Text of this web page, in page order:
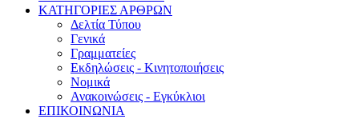
ΚΑΤΗΓΟΡΙΕΣ ΑΡΘΡΩΝ
Δελτία Τύπου
Γενικά
Γραμματείες
Εκδηλώσεις - Κινητοποιήσεις
Νομικά
Ανακοινώσεις - Εγκύκλιοι
ΕΠΙΚΟΙΝΩΝΙΑ